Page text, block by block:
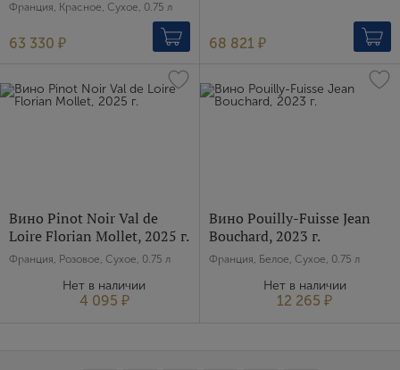
Франция, Красное, Сухое, 0.75 л
63 330 ₽ 68 821 ₽
Вино Pinot Noir Val de
Loire Florian Mollet, 2025 г.
Франция, Розовое, Сухое, 0.75 л
Нет в наличии
4 095 ₽
Вино Pouilly-Fuisse Jean
Bouchard, 2023 г.
Франция, Белое, Сухое, 0.75 л
Нет в наличии
12 265 ₽